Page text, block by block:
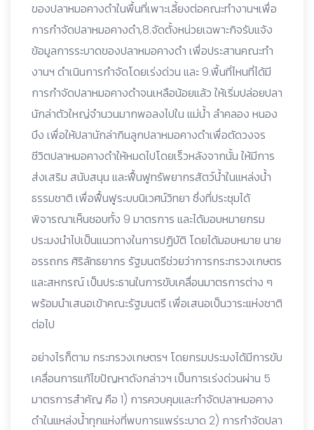
ของปลาหมอคางดำในพื้นที่เพาะเลี้ยงต่อคณะทำงานฯเพื่อ
การกำจัดปลาหมอคางดำ,8.จัดตั้งหน่วยเฉพาะกิจรับแจ้ง
ข้อมูลการระบาดของปลาหมอคางดำ เพื่อประสานคณะทำ
งานฯ ดำเนินการกำจัดโดยเร่งด่วน และ 9.พื้นที่ไหนที่ได้มี
การกำจัดปลาหมอคางดำจนเหลือน้อยแล้ว ให้เริ่มปล่อยปลา
นักล่าตัวใหญ่จำนวนมากพอลงไปใน แม่น้ำ ลำคลอง หนอง
บึง เพื่อให้ปลานักล่ากินลูกปลาหมอคางดำเพื่อตัดวงจร
ชีวิตปลาหมอคางดำให้หมดไปโดยเร็วหลังจากนั้น ให้มีการ
ส่งเสริม สนับสนุน และฟื้นฟูทรัพยากรสัตว์น้ำในแหล่งน้ำ
ธรรมชาติ เพื่อฟื้นฟูระบบนิเวศน์วิทยา ซึ่งที่ประชุมได้
พิจารณาเห็นชอบทั้ง 9 มาตรการ และได้มอบหมายกรม
ประมงนำไปเป็นแนวทางในการปฏิบัติ โดยได้มอบหมาย นาย
อรรถกร ศิริลัทธยากร รัฐมนตรีช่วยว่าการกระทรวงเกษตร
และสหกรณ์ เป็นประธานในการขับเคลื่อนมาตรการต่าง ๆ
พร้อมนำเสนอเข้าคณะรัฐมนตรี เพื่อเสนอเป็นวาระแห่งชาติ
ต่อไป
อย่างไรก็ตาม กระทรวงเกษตรฯ โดยกรมประมงได้มีการขับ
เคลื่อนการแก้ไขปัญหาดังกล่าวฯ เป็นการเร่งด่วนผ่าน 5
มาตรการสำคัญ คือ 1) การควบคุมและกำจัดปลาหมอคาง
ดำในแหล่งน้ำทุกแห่งที่พบการแพร่ระบาด 2) การกำจัดปลา